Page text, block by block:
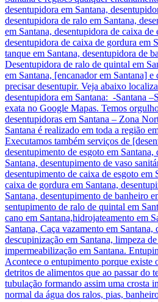
desentupidora em Santana,
desentupidora de ralo em Santana,
em Santana, desentupidora de caixa de
desentupidora de caixa de gordura em
tanque em Santana, desentupidora de
Desentupidora de ralo de quintal em
em Santana, [encanador em Santana]
precisar desentupir. Veja abaixo
desentupidora em Santana: -Santana
exata no Google Mapas. Temos
desentupidoras em Santana – Zona
Santana é realizado em toda a região
Executamos também serviços de
desentupimento de esgoto em
Santana, desentupimento de vaso
desentupimento de caixa de esgoto em
caixa de gordura em Santana,
Santana, desentupimento de banheiro
sentupimento de ralo de quintal em
cano em Santana,hidrojateamento em
Santana, Caça vazamento em Santana,
descupinização em Santana, limpeza
impermeabilização em Santana.
Acontece o entupimento porque existe
detritos de alimentos que ao passar do
tubulação formando assim uma crosta
normal da água dos ralos, pias,